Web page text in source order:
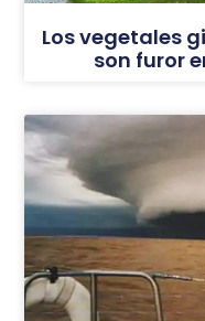
Los vegetales
son furor